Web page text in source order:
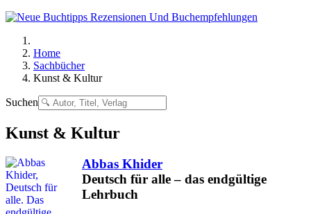
Home
Sachbücher
Kunst & Kultur
Suchen
Kunst & Kultur
Abbas Khider
Deutsch für alle – das endgültige
Lehrbuch